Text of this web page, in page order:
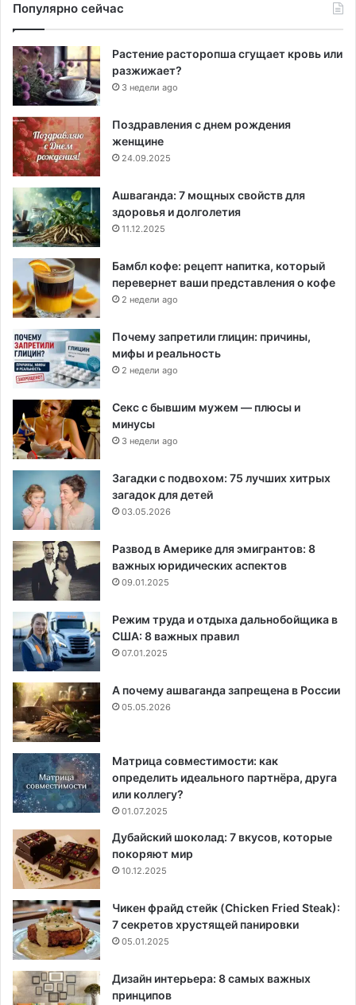
Популярно сейчас
Растение расторопша сгущает кровь или
разжижает?
3 недели ago
Поздравления с днем рождения
женщине
24.09.2025
Ашваганда: 7 мощных свойств для
здоровья и долголетия
11.12.2025
Бамбл кофе: рецепт напитка, который
перевернет ваши представления о кофе
2 недели ago
Почему запретили глицин: причины,
мифы и реальность
2 недели ago
Секс с бывшим мужем — плюсы и
минусы
3 недели ago
Загадки с подвохом: 75 лучших хитрых
загадок для детей
03.05.2026
Развод в Америке для эмигрантов: 8
важных юридических аспектов
09.01.2025
Режим труда и отдыха дальнобойщика в
США: 8 важных правил
07.01.2025
А почему ашваганда запрещена в России
05.05.2026
Матрица совместимости: как
определить идеального партнёра, друга
или коллегу?
01.07.2025
Дубайский шоколад: 7 вкусов, которые
покоряют мир
10.12.2025
Чикен фрайд стейк (Chicken Fried Steak):
7 секретов хрустящей панировки
05.01.2025
Дизайн интерьера: 8 самых важных
принципов